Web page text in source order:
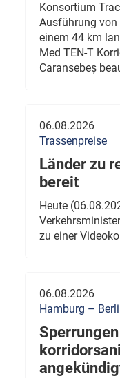
Konsortium
Ausführung
einem 44 km
Med TEN-T
Caransebeș
06.08.2026
Trassenpreise
Länder zu
bereit
Heute
zu einer
06.08.2026
Hamburg –